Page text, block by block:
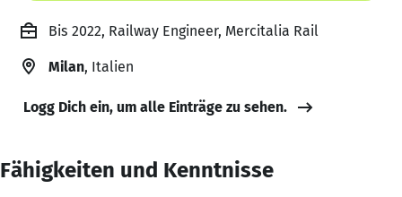
Bis 2022, Railway Engineer, Mercitalia Rail
Milan, Italien
Logg Dich ein, um alle Einträge zu sehen.
Fähigkeiten und Kenntnisse